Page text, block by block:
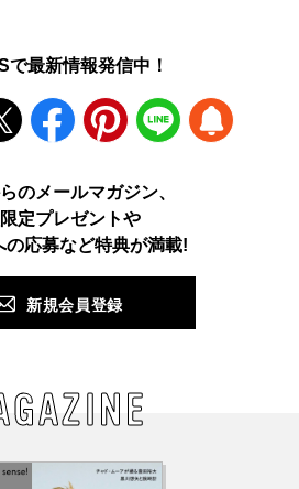
で最新情報発信中！
Facebook Pinterest LINE
のメールマガジン、
定プレゼントや
の応募など特典が満載!
新規会員登録